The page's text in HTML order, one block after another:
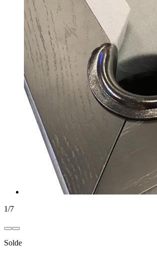
1/7
Solde